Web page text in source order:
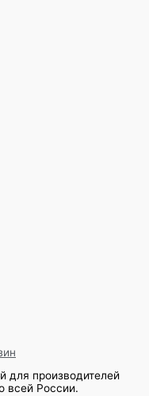
для производителей
всей России.